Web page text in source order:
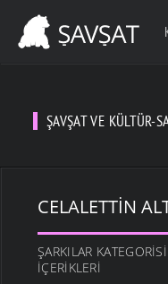
ŞAVŞAT VE KÜLTÜR-
CELALETTIN
ŞARKILAR KATEGORISI
İÇERIKLERI